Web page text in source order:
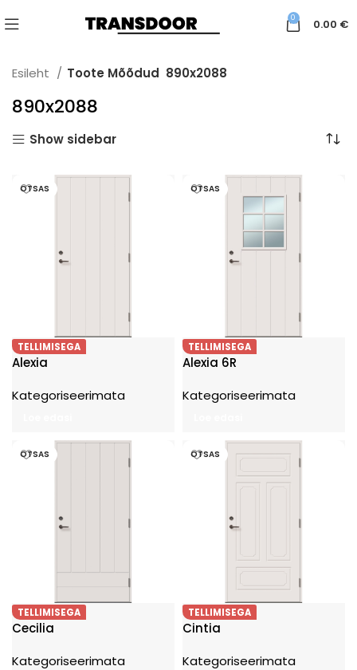
0 0.00 €
Esileht Toote Mõõdud 890x2088
890x2088
Show sidebar
OTSAS
TELLIMISEGA
Alexia
Kategoriseerimata
OTSAS
TELLIMISEGA
Alexia 6R
Kategoriseerimata
OTSAS
TELLIMISEGA
Cecilia
Kategoriseerimata
OTSAS
TELLIMISEGA
Cintia
Kategoriseerimata